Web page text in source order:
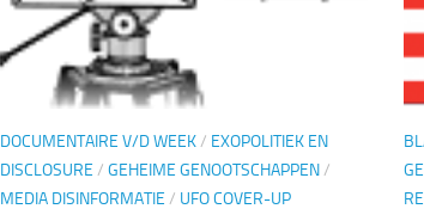
DOCUMENTAIRE V/D WEEK/ EXOPOLITIEK EN
DISCLOSURE / GEHEIME GENOOTSCHAPPEN/
MEDIA DISINFORMATIE / UFO COVER-UP